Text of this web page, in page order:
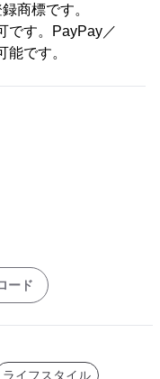
商標です。
です。PayPay／
です。
ード
ライフスタイル